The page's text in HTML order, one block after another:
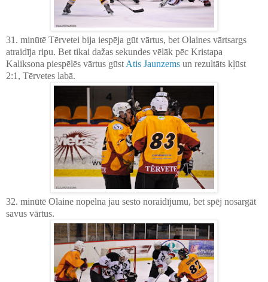
31. minūtē Tērvetei bija iespēja gūt vārtus, bet Olaines vārtsargs
atraidīja ripu. Bet tikai dažas sekundes vēlāk pēc Kristapa
Kaliksona piespēlēs vārtus gūstAtis Jaunzems un rezultāts kļūst
2:1, Tērvetes labā.
32. minūtē Olaine nopelna jau sesto noraidījumu, bet spēj nosargāt
savus vārtus.